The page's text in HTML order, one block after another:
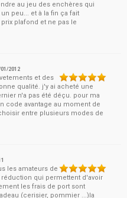
au jeu des enchères qui
peu... et à la fin ça fait
plafond et ne pas le
2012
et des
qualité. j'y ai acheté une
n'a pas été déçu. pour ma
code avantage au moment de
entre plusieurs modes de
les amateurs de
qui permettent d'avoir
les frais de port sont
(cerisier, pommier ...)la